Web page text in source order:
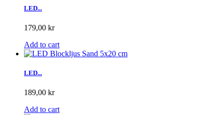
LED...
179,00 kr
Add to cart
LED...
189,00 kr
Add to cart